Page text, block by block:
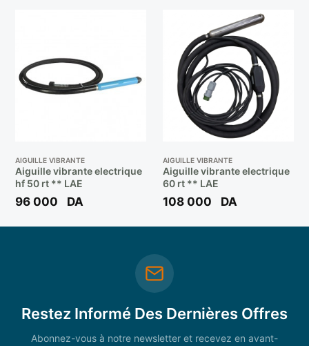
AIGUILLE VIBRANTE
Aiguille vibrante electrique
hf 50 rt ** LAE
96 000 DA
AIGUILLE VIBRANTE
Aiguille vibrante electrique
60 rt ** LAE
108 000 DA
Restez Informé Des Dernières Offres
Abonnez-vous à notre newsletter et recevez en avant-